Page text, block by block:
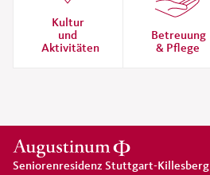
Kultur
und
Aktivitäten
Betreuung
& Pflege
Seniorenresidenz Stuttgart-Killesberg